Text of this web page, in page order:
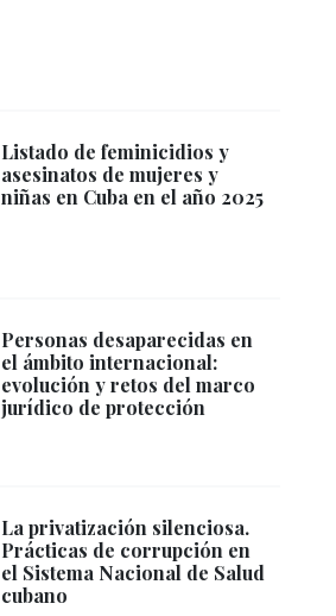
Listado de feminicidios y
asesinatos de mujeres y
niñas en Cuba en el año 2025
Personas desaparecidas en
el ámbito internacional:
evolución y retos del marco
jurídico de protección
La privatización silenciosa.
Prácticas de corrupción en
el Sistema Nacional de Salud
cubano